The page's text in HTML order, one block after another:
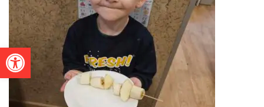
Otwórz pasek narzędzi